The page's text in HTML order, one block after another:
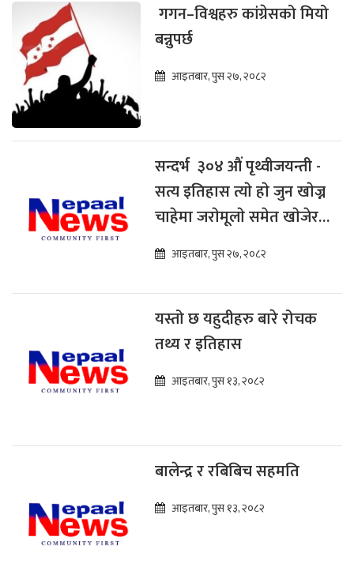
गगन–विश्वहरु कांग्रेसको मियो
बन्नुपर्छ
आइतबार, पुस २७, २०८२
सन्दर्भ ३०४ औं पृथ्वीजयन्ती -
सत्य इतिहास त्याे हाे जुन खाेज्न
चाहेमा जराेमूलाे समेत खाेजेर
देखाउन सकिन्छ
आइतबार, पुस २७, २०८२
यस्तो छ यहुदीहरु बारे रोचक
तथ्य र इतिहास
आइतबार, पुस १३, २०८२
बालेन्द्र र रबिबिच सहमति
आइतबार, पुस १३, २०८२